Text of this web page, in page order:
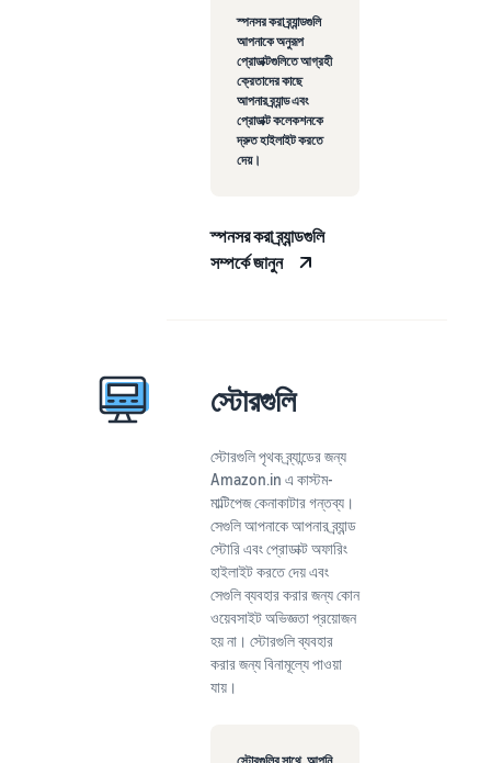
স্পনসর করা ব্র্যান্ডগুলি
আপনাকে অনুরূপ
প্রোডাক্টগুলিতে আগ্রহী
ক্রেতাদের কাছে
আপনার ব্র্যান্ড এবং
প্রোডাক্ট কলেকশনকে
দ্রুত হাইলাইট করতে
দেয়।
স্পনসর করা ব্র্যান্ডগুলি
সম্পর্কে জানুন
স্টোরগুলি
স্টোরগুলি পৃথক ব্র্যান্ডের জন্য
Amazon.in এ কাস্টম-
মাল্টিপেজ কেনাকাটার গন্তব্য।
সেগুলি আপনাকে আপনার ব্র্যান্ড
স্টোরি এবং প্রোডাক্ট অফারিং
হাইলাইট করতে দেয় এবং
সেগুলি ব্যবহার করার জন্য কোন
ওয়েবসাইট অভিজ্ঞতা প্রয়োজন
হয় না। স্টোরগুলি ব্যবহার
করার জন্য বিনামূল্যে পাওয়া
যায়।